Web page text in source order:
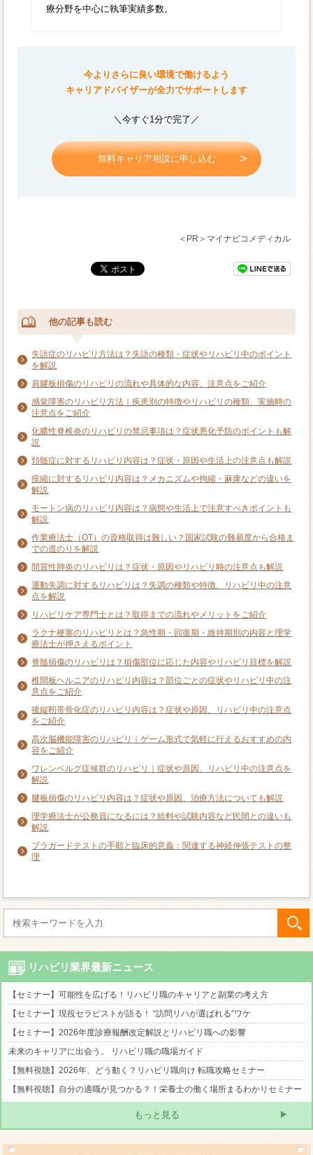
療分野を中心に執筆実績多数。
今よりさらに良い環境で働けるよう
キャリアドバイザーが全力でサポートします
＼今すぐ1分で完了／
無料キャリア相談に申し込む
＜PR＞マイナビコメディカル
他の記事も読む
失語症のリハビリ方法は？失語の種類・症状やリハビリ中のポイント
を解説
肩腱板損傷のリハビリの流れや具体的な内容、注意点をご紹介
感覚障害のリハビリ方法｜疾患別の特徴やリハビリの種類、実施時の
注意点をご紹介
化膿性脊椎炎のリハビリの禁忌事項は？症状悪化予防のポイントも解
説
頚髄症に対するリハビリ内容は？症状・原因や生活上の注意点も解説
痙縮に対するリハビリ内容は？メカニズムや拘縮・麻痺などの違いを
解説
モートン病のリハビリ内容は？病態や生活上で注意すべきポイントも
解説
作業療法士（OT）の資格取得は難しい？国家試験の難易度から合格ま
での道のりを解説
間質性肺炎のリハビリは？症状・原因やリハビリ時の注意点も解説
運動失調に対するリハビリは？失調の種類や特徴、リハビリ中の注意
点を解説
リハビリケア専門士とは？取得までの流れやメリットをご紹介
ラクナ梗塞のリハビリとは？急性期・回復期・維持期別の内容と理学
療法士が押さえるポイント
脊髄損傷のリハビリは？損傷部位に応じた内容やリハビリ目標を解説
椎間板ヘルニアのリハビリ内容は？部位ごとの症状やリハビリ中の注
意点をご紹介
後縦靭帯骨化症のリハビリ内容は？症状や原因、リハビリ中の注意点
をご紹介
高次脳機能障害のリハビリ｜ゲーム形式で気軽に行えるおすすめの内
容をご紹介
ワレンベルグ症候群のリハビリ｜症状や原因、リハビリ中の注意点を
解説
腱板損傷のリハビリ内容は？症状や原因、治療方法についても解説
理学療法士が公務員になるには？給料や試験内容など民間との違いも
解説
ブラガードテストの手順と臨床的意義：関連する神経伸張テストの整
理
リハビリ業界最新ニュース
【セミナー】可能性を広げる！リハビリ職のキャリアと副業の考え方
【セミナー】現役セラピストが語る！ “訪問リハが選ばれる”ワケ
【セミナー】2026年度診療報酬改定解説とリハビリ職への影響
未来のキャリアに出会う。 リハビリ職の職場ガイド
【無料視聴】2026年、どう動く？リハビリ職向け 転職攻略セミナー
【無料視聴】自分の適職が見つかる？！栄養士の働く場所まるわかりセミナー
もっと見る